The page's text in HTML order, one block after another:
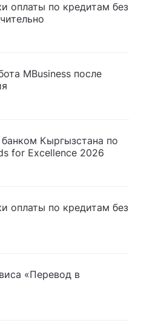
оплаты по кредитам без
MBusiness после
Кыргызстана по
for Excellence 2026
оплаты по кредитам без
«Перевод в